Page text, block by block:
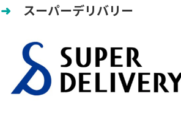
➜ スーパーデリバリー